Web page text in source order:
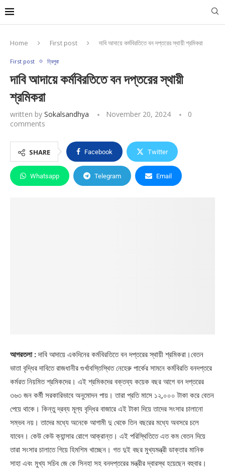
Home First post দাবি আদায়ে কর্মবিরতিতে বন দপ্তরের স্থায়ী শ্রমিকরা
First post ত্রিপুরা
দাবি আদায়ে কর্মবিরতিতে বন দপ্তরের স্থায়ী
শ্রমিকরা
written by Sokalsandhya November 20, 2024
0
comments
SHARE Facebook Twitter
Whatsapp Telegram Email
আগরতলা :দাবি আদায়ে একদিনের কর্মবিরতিতে বন দপ্তরের স্থায়ী শ্রমিকরা।বেতন
ভাতা বৃদ্ধির দাবিতে রাজধানীর গুর্খাবস্তিস্থিত নেহেরু পার্কের সামনে কর্মবিরতি বনদপ্তরে
কর্মরত নিয়মিত শ্রমিকদের। এই শ্রমিকদের বক্তব্য কয়েক বছর আগে বন দপ্তরের
৩৬৩ জন কর্মী সরকারিভাবে অনুমোদন পায়। তারা প্রতি মাসে ১২,০০০ টাকা করে বেতন
পেয়ে থাকে। কিন্তু দ্রব্য মূল্য বৃদ্ধির বাজারে এই টাকা দিয়ে তাদের সংসার চালানো
সম্ভব নয়। তাদের মধ্যে অনেকে আগামী দু থেকে তিন বছরের মধ্যে অবসরে চলে
যাবেন। কেউ কেউ ক্যান্সার রোগে আক্রান্ত। এই পরিস্থিতিতে এত কম বেতন দিয়ে
তারা সংসার চালাতে গিয়ে হিমশিম খাচ্ছেন। গত দুই বছর মুখ্যমন্ত্রী ডাক্তার মানিক
সাহা এবং মুখ্য সচিব জে কে সিনহা সহ বনদপ্তরের মন্ত্রীর দ্বারস্থ হয়েছেন বহুবার।